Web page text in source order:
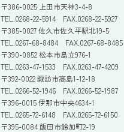
〒386-0025 上田市天神3-4-8
TEL.0268-22-5914 FAX.0268-22-5927
〒385-0027 佐久市佐久平駅北19-5
TEL.0267-68-8484 FAX.0267-68-8485
〒390-0852 松本市島立976-1
TEL.0263-47-1533 FAX.0263-47-4209
〒392-0022 諏訪市高島1-12-18
TEL.0266-52-1946 FAX.0266-52-1987
〒396-0015 伊那市中央4634-1
TEL.0265-72-6148 FAX.0265-72-6150
〒395-0084 飯田市鈴加町2-19